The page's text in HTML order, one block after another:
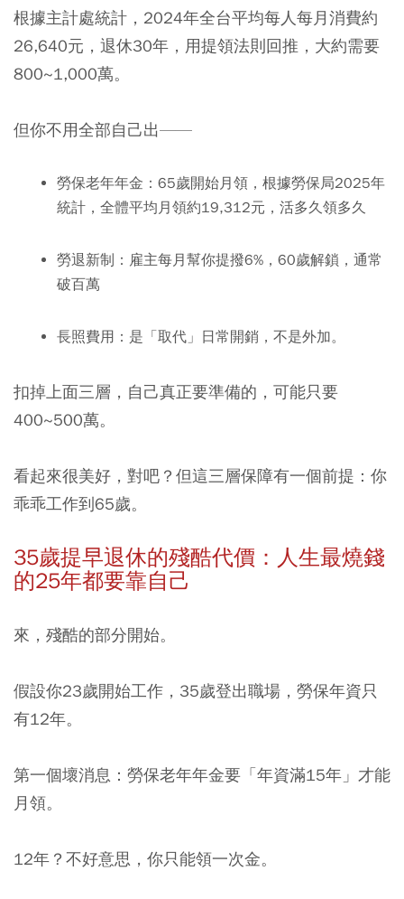
根據主計處統計，2024年全台平均每人每月消費約
26,640元，退休30年，用提領法則回推，大約需要
800~1,000萬。
但你不用全部自己出——
勞保老年年金： 65歲開始月領，根據勞保局2025年
統計，全體平均月領約19,312元，活多久領多久
勞退新制： 雇主每月幫你提撥6%，60歲解鎖，通常
破百萬
長照費用： 是「取代」日常開銷，不是外加。
扣掉上面三層，自己真正要準備的，可能只要
400~500萬。
看起來很美好，對吧？但這三層保障有一個前提：你
乖乖工作到65歲。
35歲提早退休的殘酷代價：人生最燒錢
的25年都要靠自己
來，殘酷的部分開始。
假設你23歲開始工作，35歲登出職場，勞保年資只
有12年。
第一個壞消息：勞保老年年金要「年資滿15年」才能
月領。
12年？不好意思，你只能領一次金。